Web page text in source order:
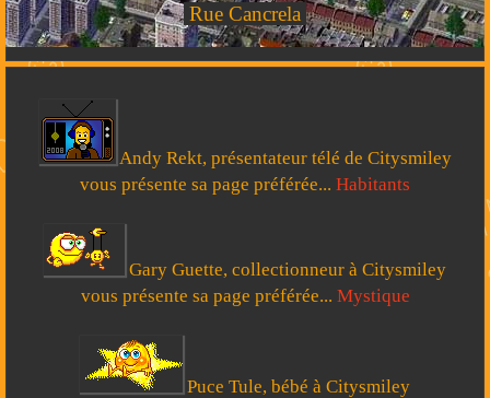
Rue Cancrela
Andy Rekt, présentateur télé de Citysmiley
vous présente sa page préférée... Habitants
Gary Guette, collectionneur à Citysmiley
vous présente sa page préférée... Mystique
Puce Tule, bébé à Citysmiley